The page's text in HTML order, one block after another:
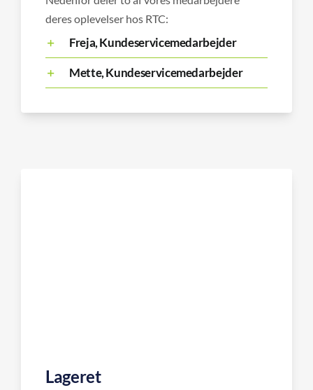
deres oplevelser hos RTC:
Freja, Kundeservicemedarbejder
Mette, Kundeservicemedarbejder
Lageret